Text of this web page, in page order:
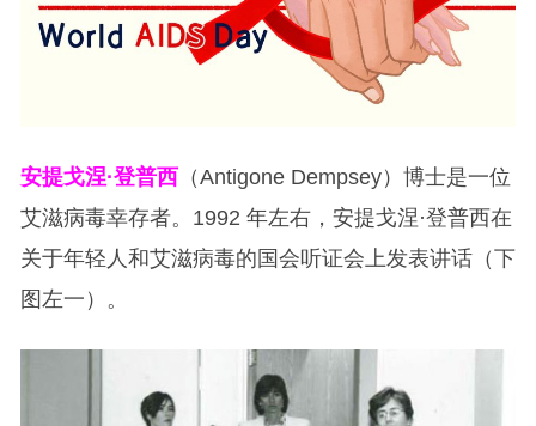
安提戈涅·登普西（Antigone Dempsey）博士是一位
艾滋病毒幸存者。1992 年左右，安提戈涅·登普西在
关于年轻人和艾滋病毒的国会听证会上发表讲话（下
图左一）。